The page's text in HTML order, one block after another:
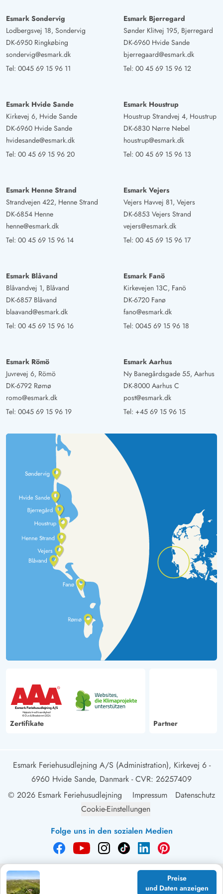
Preise
und Daten anzeigen
Esmark Sondervig
Lodbergsvej 18, Sondervig
DK-6950 Ringkøbing
sondervig@esmark.dk
Tel: 0045 69 15 96 11
Esmark Bjerregard
Sønder Klitvej 195, Bjerregard
DK-6960 Hvide Sande
bjerregaard@esmark.dk
Tel: 00 45 69 15 96 12
Esmark Hvide Sande
Kirkevej 6, Hvide Sande
DK-6960 Hvide Sande
hvidesande@esmark.dk
Tel: 00 45 69 15 96 20
Esmark Houstrup
Houstrup Strandvej 4, Houstrup
DK-6830 Nørre Nebel
houstrup@esmark.dk
Tel: 00 45 69 15 96 13
Esmark Henne Strand
Strandvejen 422, Henne Strand
DK-6854 Henne
henne@esmark.dk
Tel: 00 45 69 15 96 14
Esmark Vejers
Vejers Havvej 81, Vejers
DK-6853 Vejers Strand
vejers@esmark.dk
Tel: 00 45 69 15 96 17
Esmark Blåvand
Blåvandvej 1, Blåvand
DK-6857 Blåvand
blaavand@esmark.dk
Tel: 00 45 69 15 96 16
Esmark Fanö
Kirkevejen 13C, Fanö
DK-6720 Fanø
fano@esmark.dk
Tel: 0045 69 15 96 18
Esmark Römö
Juvrevej 6, Römö
DK-6792 Rømø
romo@esmark.dk
Tel: 0045 69 15 96 19
Esmark Aarhus
Ny Banegårdsgade 55, Aarhus
DK-8000 Aarhus C
post@esmark.dk
Tel: +45 69 15 96 15
Zertifikate Partner
Esmark Feriehusudlejning A/S (Administration), Kirkevej 6 -
6960 Hvide Sande, Danmark - CVR: 26257409
© 2026 Esmark Feriehusudlejning
Impressum
Datenschutz
Cookie-Einstellungen
Folge uns in den sozialen Medien